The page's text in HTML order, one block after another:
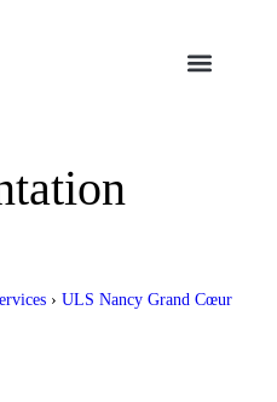
› ULS Nancy Grand Cœur